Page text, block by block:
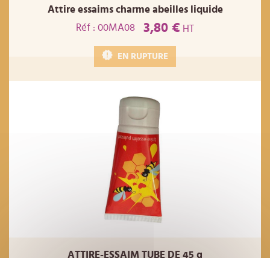
Attire essaims charme abeilles liquide
Réf : 00MA08
3,80 € HT
EN RUPTURE
ATTIRE-ESSAIM TUBE DE 45 g